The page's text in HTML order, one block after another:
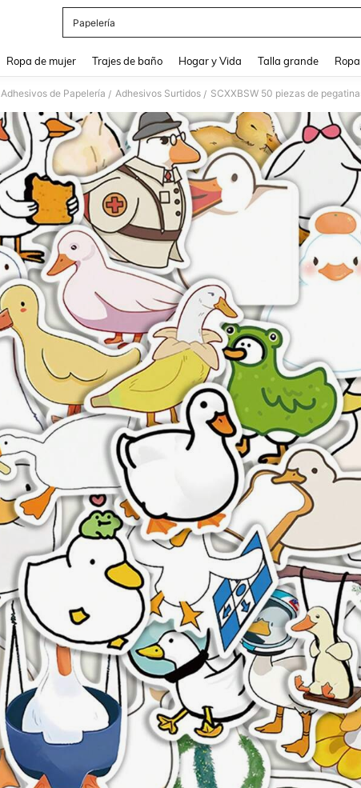
Papelería
Ropa de mujer Trajes de baño Hogar y Vida Talla grande
Adhesivos de Papelería / Adhesivos Surtidos /